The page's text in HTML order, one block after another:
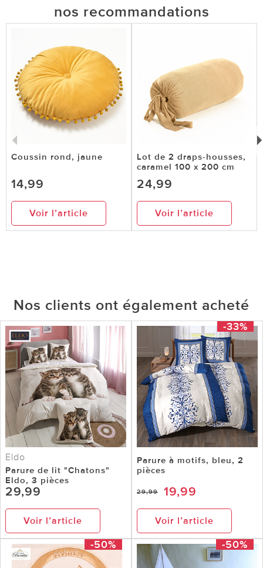
nos recommandations
Coussin rond, jaune
14,99
Voir l’article
Lot de 2 draps-housses,
caramel 100 x 200 cm
24,99
Voir l’article
Nos clients ont également acheté
Eldo
Parure de lit "Chatons"
Eldo, 3 pièces
29,99
Voir l’article
-33%
Parure à motifs, bleu, 2
pièces
29,99 19,99
Voir l’article
-50% -50%